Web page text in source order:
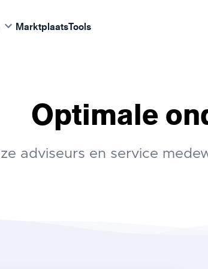
keyboard_arrow_down MarktplaatsTools
Optimale
adviseurs en service